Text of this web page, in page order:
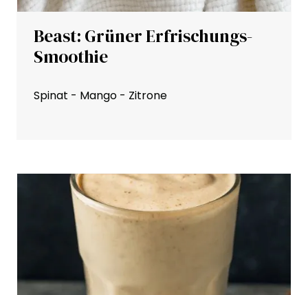
Beast: Grüner Erfrischungs-
Smoothie
Spinat - Mango - Zitrone